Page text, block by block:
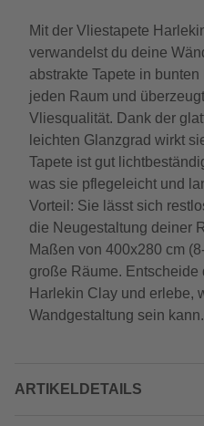
Mit der Vliestapete
verwandelst du deine
abstrakte Tapete in
jeden Raum und
Vliesqualität. Dank der
leichten Glanzgrad wirkt
Tapete ist gut
was sie pflegeleicht und
Vorteil: Sie lässt sich
die Neugestaltung deiner
Maßen von 400x280 cm
große Räume. Entscheide
Harlekin Clay und erlebe,
Wandgestaltung sein kann.
ARTIKELDETAILS